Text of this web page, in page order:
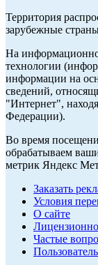
Территория
зарубежные
На
технологии
информации на
сведений,
"Интернет",
Федерации).
Во время
обрабатываем
метрик Яндекс
Заказать
Условия
О сайте
Частые